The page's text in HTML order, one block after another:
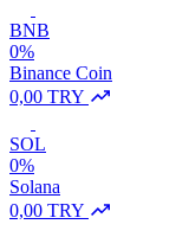
BNB
0%
Binance Coin
0,00 TRY
SOL
0%
Solana
0,00 TRY